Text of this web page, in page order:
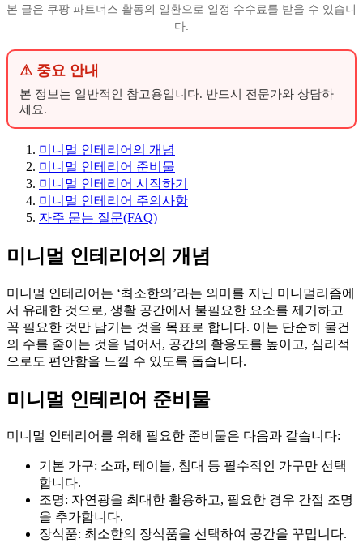
본 글은 쿠팡 파트너스 활동의 일환으로 일정 수수료를 받을 수 있습니
다.
⚠ 중요 안내
본 정보는 일반적인 참고용입니다. 반드시 전문가와 상담하
세요.
미니멀 인테리어의 개념
미니멀 인테리어 준비물
미니멀 인테리어 시작하기
미니멀 인테리어 주의사항
자주 묻는 질문(FAQ)
미니멀 인테리어의 개념
미니멀 인테리어는 ‘최소한의’라는 의미를 지닌 미니멀리즘에
서 유래한 것으로, 생활 공간에서 불필요한 요소를 제거하고
꼭 필요한 것만 남기는 것을 목표로 합니다. 이는 단순히 물건
의 수를 줄이는 것을 넘어서, 공간의 활용도를 높이고, 심리적
으로도 편안함을 느낄 수 있도록 돕습니다.
미니멀 인테리어 준비물
미니멀 인테리어를 위해 필요한 준비물은 다음과 같습니다:
기본 가구: 소파, 테이블, 침대 등 필수적인 가구만 선택
합니다.
조명: 자연광을 최대한 활용하고, 필요한 경우 간접 조명
을 추가합니다.
장식품: 최소한의 장식품을 선택하여 공간을 꾸밉니다.